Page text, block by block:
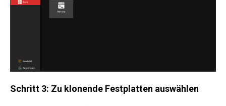
Schritt 3: Zu klonende Festplatten auswählen